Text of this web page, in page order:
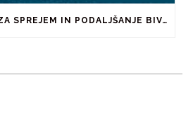
ODPRTE PROŠNJE ZA SPREJEM IN PODALJŠANJE BIVANJA V ŠTUDENTSKIH DOMOVIH IN PRI ZASEBNIKIH